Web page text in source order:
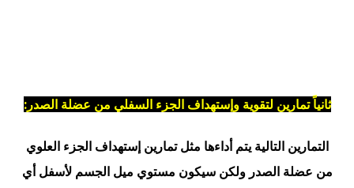
ثانياً تمارين لتقوية وإستهداف الجزء السفلي من عضلة الصدر:
التمارين التالية يتم أداءها مثل تمارين إستهداف الجزء العلوي
من عضلة الصدر ولكن سيكون مستوي ميل الجسم لأسفل أي